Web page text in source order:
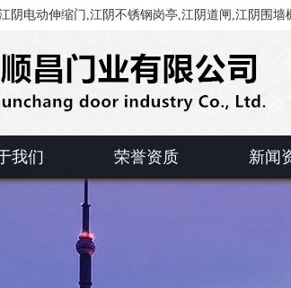
阴电动伸缩门,江阴不锈钢岗亭,江阴道闸,江阴围
我们 荣誉资质 新闻